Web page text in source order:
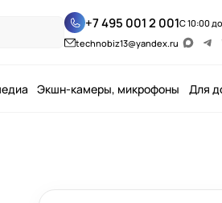
+7 495 001 2 001С 10:00
technobiz13@yandex.ru
Экшн-камеры, микрофоны Для